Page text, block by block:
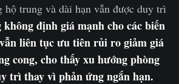
hộ trung và dài hạn vẫn được duy trì
định giá mạnh cho các biến
liên tục ưu tiên rủi ro giảm giá
cong, cho thấy xu hướng phòng
trì thay vì phản ứng ngắn hạn.